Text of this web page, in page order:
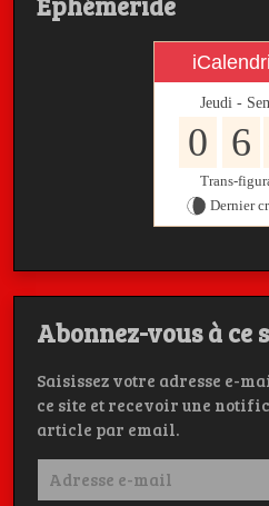
Jeudi -
0 6
Trans-
Dernier
Abonnez-vous à ce
Saisissez votre adresse e-
ce site et recevoir une
article par email.
Adresse